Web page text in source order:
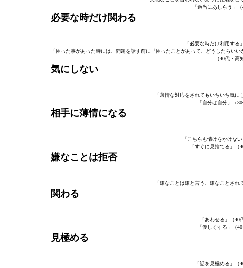
「適当にあしらう」
必要な時だけ関わる
「必要な時だけ利用する
「困った事があった時には、問題を話す前に『困ったことがあって、どうしたらい
（40代・高
気にしない
「薄情な対応をされてもいちいち気に
「自分は自分」（
相手に薄情になる
「こちらも情けをかけな
「すぐに見捨てる」（
嫌なことは拒否
「嫌なことは嫌と言う、嫌なことされ
関わる
「あわせる」（40
「優しくする」（
見極める
「話を見極める」（